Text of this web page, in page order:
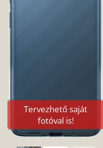
Tervezhető saját
fotóval is!